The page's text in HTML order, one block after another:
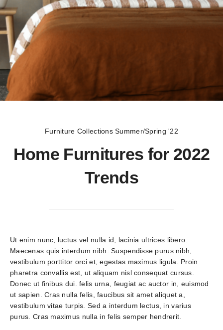
Furniture Collections Summer/Spring '22
Home Furnitures for 2022
Trends
Ut enim nunc, luctus vel nulla id, lacinia ultrices libero.
Maecenas quis interdum nibh. Suspendisse purus nibh,
vestibulum porttitor orci et, egestas maximus ligula. Proin
pharetra convallis est, ut aliquam nisl consequat cursus.
Donec ut finibus dui. felis urna, feugiat ac auctor in, euismod
ut sapien. Cras nulla felis, faucibus sit amet aliquet a,
vestibulum vitae turpis. Sed a interdum lectus, in varius
purus. Cras maximus nulla in felis semper hendrerit.